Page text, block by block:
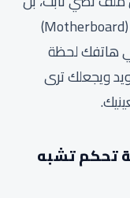
يتصل مباشرة بمستشعرات اللوحة الأم (Motherboard)
هاتفك لحظة
ويجعلك ترى
تحكم تشبه